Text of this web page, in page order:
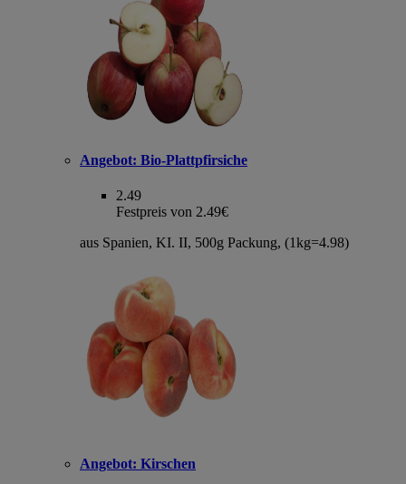
Angebot: Bio-Plattpfirsiche
2.49
Festpreis von 2.49€
aus Spanien, KI. II, 500g Packung, (1kg=4.98)
Angebot: Kirschen